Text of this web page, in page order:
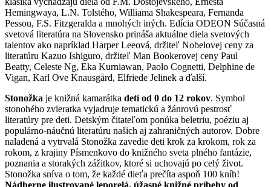
Hemingwaya, L.N. Tolstého, Williama Shakespeara, Fernanda
Pessou, F.S. Fitzgeralda a mnohých iných. Edícia ODEON Súčasná
svetová literatúra na Slovensko prináša aktuálne diela svetových
talentov ako napríklad Harper Leeová, držiteľ Nobelovej ceny za
literatúru Kazuo Ishiguro, držiteľ Man Bookerovej ceny Paul
Beatty, Celeste Ng, Eka Kurniawan, Paolo Cognetti, Delphine de
Vigan, Karl Ove Knausgård, Elfriede Jelinek a ďalší.
Stonožka je knižná kamarátka detí od 0 do 12 rokov. Symbol
stonohého zvieratka vyjadruje tematickú a žánrovú pestrosť
literatúry pre deti. Detským čitateľom ponúka beletriu, poéziu aj
populárno-náučnú literatúru našich aj zahraničných autorov. Dobre
naladená a vytrvalá Stonožka zavedie deti krok za krokom, rok za
rokom, z krajiny Písmenkovo do knižného sveta plného fantázie,
poznania a storakých zážitkov, ktoré si uchovajú po celý život.
Stonožka sníva o tom, že každé dieťa prečíta aspoň 100 kníh!
Nádherne ilustrované leporelá, úžasné knižné príbehy od